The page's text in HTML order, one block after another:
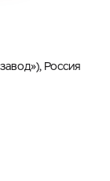
макс. 20
Россия